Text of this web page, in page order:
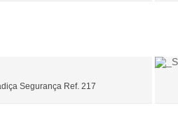
Segurança Ref. 217